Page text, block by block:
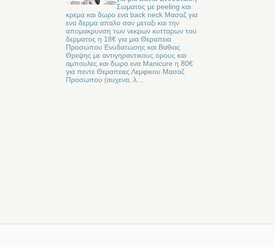
Σωματος με peeling και
κρεμα και δωρο ενα back neck Μασαζ για
ενα δερμα απαλο σαν μεταξι και την
απομακρυνση των νεκρων κυτταρων του
δερματος η 18€ για μια Θεραπεια
Προσωπου Ενυδατωσης και Βαθιας
Θρεψης με αντιγηραντικους ορους και
αμπουλες και δωρο ενα Manicure η 80€
για πεντε Θεραπειες Λεμφικου Μασαζ
Προσωπου (αυχενα, λ…